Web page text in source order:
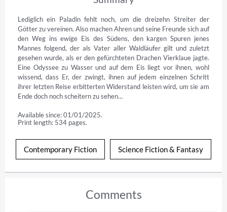
Lediglich ein Paladin fehlt noch, um die dreizehn Streiter der
Götter zu vereinen. Also machen Ahren und seine Freunde sich auf
den Weg ins ewige Eis des Südens, den kargen Spuren jenes
Mannes folgend, der als Vater aller Waldläufer gilt und zuletzt
gesehen wurde, als er den gefürchteten Drachen Vierklaue jagte.
Eine Odyssee zu Wasser und auf dem Eis liegt vor ihnen, wohl
wissend, dass Er, der zwingt, ihnen auf jedem einzelnen Schritt
ihrer letzten Reise erbitterten Widerstand leisten wird, um sie am
Ende doch noch scheitern zu sehen…
Available since: 01/01/2025.
Print length: 534 pages.
Contemporary Fiction Science Fiction & Fantasy
Comments